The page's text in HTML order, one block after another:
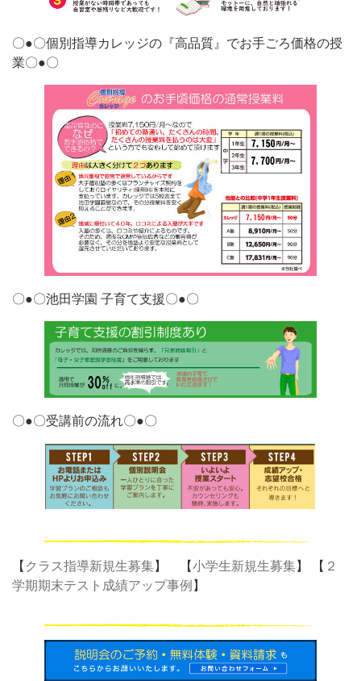
〇●〇個別指導カレッジの『高品質』でお手ごろ価格の授
業〇●〇
〇●〇池田学園 子育て支援〇●〇
〇●〇受講前の流れ〇●〇
【クラス指導新規生募集】 【小学生新規生募集】 【 ２
学期期末テスト成績アップ事例】